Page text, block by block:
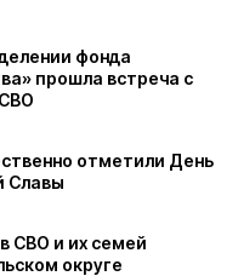
фонда
прошла встреча с
отметили День
Славы
СВО и их семей
округе